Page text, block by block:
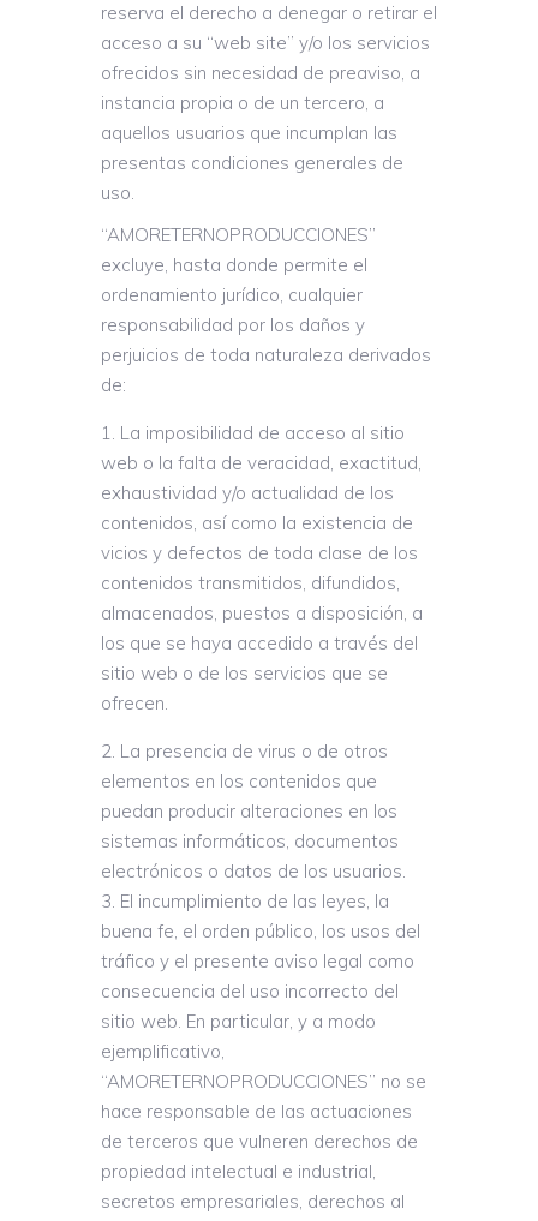
reserva el derecho a denegar o retirar el
acceso a su “web site” y/o los servicios
ofrecidos sin necesidad de preaviso, a
instancia propia o de un tercero, a
aquellos usuarios que incumplan las
presentas condiciones generales de
uso.
“AMORETERNOPRODUCCIONES”
excluye, hasta donde permite el
ordenamiento jurídico, cualquier
responsabilidad por los daños y
perjuicios de toda naturaleza derivados
de:
La imposibilidad de acceso al sitio
web o la falta de veracidad, exactitud,
exhaustividad y/o actualidad de los
contenidos, así como la existencia de
vicios y defectos de toda clase de los
contenidos transmitidos, difundidos,
almacenados, puestos a disposición, a
los que se haya accedido a través del
sitio web o de los servicios que se
ofrecen.
La presencia de virus o de otros
elementos en los contenidos que
puedan producir alteraciones en los
sistemas informáticos, documentos
electrónicos o datos de los usuarios.
El incumplimiento de las leyes, la
buena fe, el orden público, los usos del
tráfico y el presente aviso legal como
consecuencia del uso incorrecto del
sitio web. En particular, y a modo
ejemplificativo,
“AMORETERNOPRODUCCIONES” no se
hace responsable de las actuaciones
de terceros que vulneren derechos de
propiedad intelectual e industrial,
secretos empresariales, derechos al